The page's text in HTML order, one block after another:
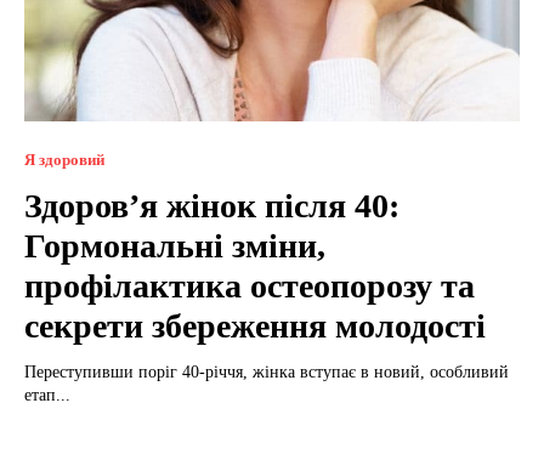
Я здоровий
Здоров’я жінок після 40:
Гормональні зміни,
профілактика остеопорозу та
секрети збереження молодості
Переступивши поріг 40-річчя, жінка вступає в новий, особливий
етап...